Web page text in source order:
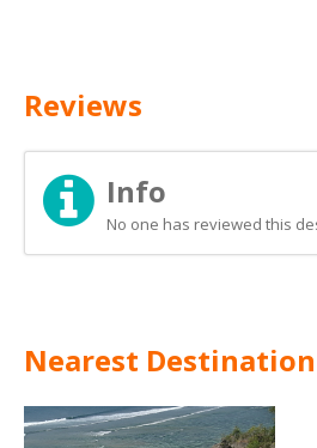
Reviews
Info
No one has reviewed this
Nearest Destination